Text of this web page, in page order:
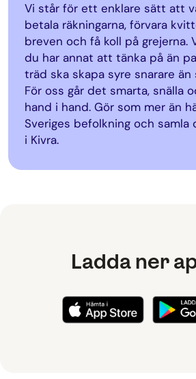
Vi står för ett enklare sätt att
betala räkningarna, förvara
breven och få koll på grejerna.
du har annat att tänka på än
träd ska skapa syre snarare
För oss går det smarta, snälla
hand i hand. Gör som mer än
Sveriges befolkning och samla
i Kivra.
Ladda ner